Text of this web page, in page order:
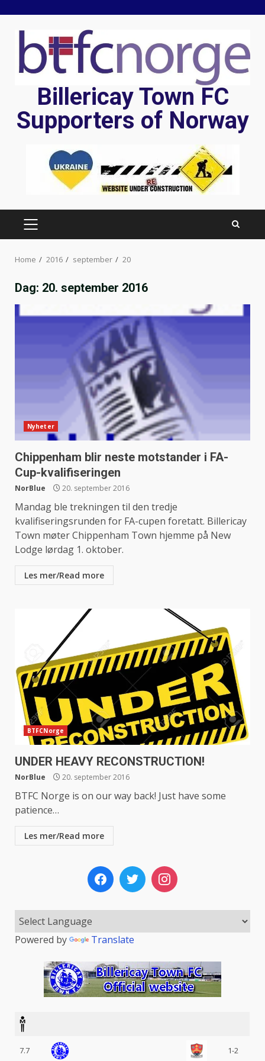
content
Billericay Town FC
Supporters of Norway
PRIMARY
MENU
Home 2016 september 20
Dag: 20. september 2016
Nyheter
Chippenham blir neste motstander i FA-
Cup-kvalifiseringen
NorBlue 20. september 2016
Mandag ble trekningen til den tredje
kvalifiseringsrunden for FA-cupen foretatt. Billericay
Town møter Chippenham Town hjemme på New
Lodge lørdag 1. oktober.
Les mer/Read more
BTFCNorge
UNDER HEAVY RECONSTRUCTION!
NorBlue 20. september 2016
BTFC Norge is on our way back! Just have some
patience…
Les mer/Read more
Powered by Translate
7.7 1-2